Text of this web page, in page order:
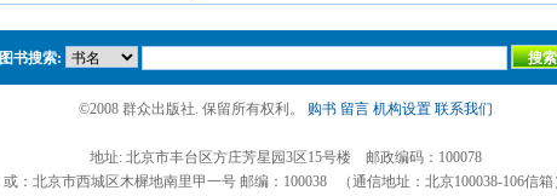
图书搜索:
©2008 群众出版社. 保留所有权利。 购书 留言 机构设置 联系我们
地址: 北京市丰台区方庄芳星园3区15号楼 邮政编码：100078
或：北京市西城区木樨地南里甲一号 邮编：100038 （通信地址：北京100038-106信箱